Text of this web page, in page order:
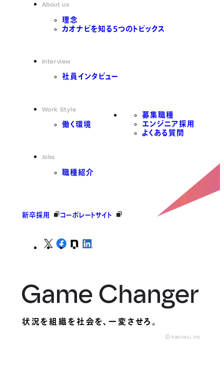
About us
理念
カオナビを知る5つのトピックス
Interview
社員インタビュー
Work Style
働く環境
Jobs
職種紹介
募集職種
エンジニア採用
よくある質問
新卒採用 コーポレートサイト
状況を組織を社会を、一変させろ。
© kaonavi, Inc